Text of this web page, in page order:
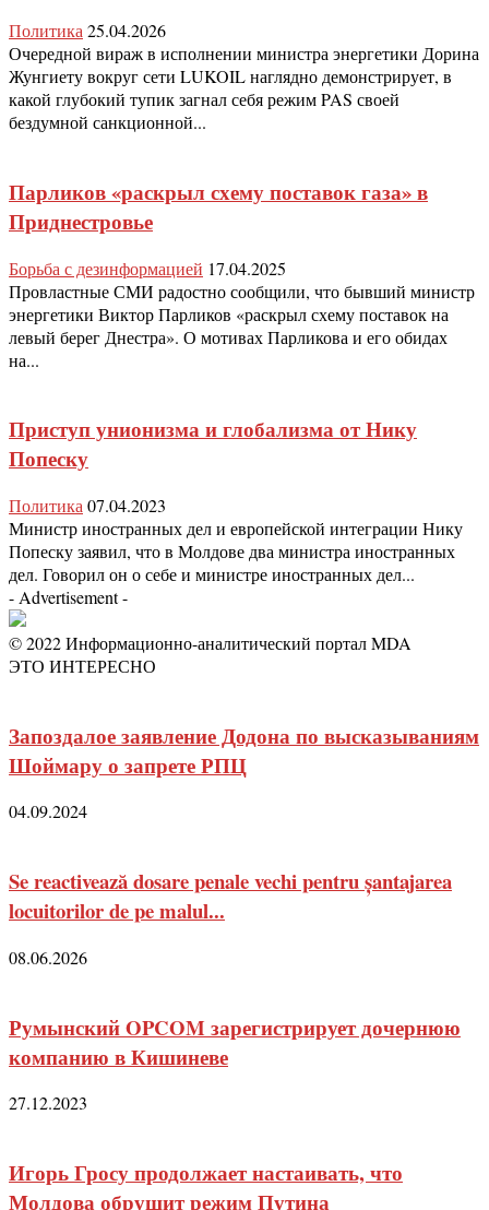
Политика 25.04.2026
Очередной вираж в исполнении министра энергетики Дорина
Жунгиету вокруг сети LUKOIL наглядно демонстрирует, в
какой глубокий тупик загнал себя режим PAS своей
бездумной санкционной...
Парликов «раскрыл схему поставок газа» в
Приднестровье
Борьба с дезинформацией 17.04.2025
Провластные СМИ радостно сообщили, что бывший министр
энергетики Виктор Парликов «раскрыл схему поставок на
левый берег Днестра». О мотивах Парликова и его обидах
на...
Приступ унионизма и глобализма от Нику
Попеску
Политика 07.04.2023
Министр иностранных дел и европейской интеграции Нику
Попеску заявил, что в Молдове два министра иностранных
дел. Говорил он о себе и министре иностранных дел...
- Advertisement -
© 2022 Информационно-аналитический портал MDA
ЭТО ИНТЕРЕСНО
Запоздалое заявление Додона по высказываниям
Шоймару о запрете РПЦ
04.09.2024
Se reactivează dosare penale vechi pentru șantajarea
locuitorilor de pe malul...
08.06.2026
Румынский OPCOM зарегистрирует дочернюю
компанию в Кишиневе
27.12.2023
Игорь Гросу продолжает настаивать, что
Молдова обрушит режим Путина